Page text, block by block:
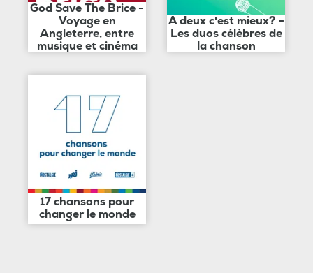
God Save The Brice -
Voyage en
Angleterre, entre
musique et cinéma
A deux c'est mieux? -
Les duos célèbres de
la chanson
17 chansons pour
changer le monde